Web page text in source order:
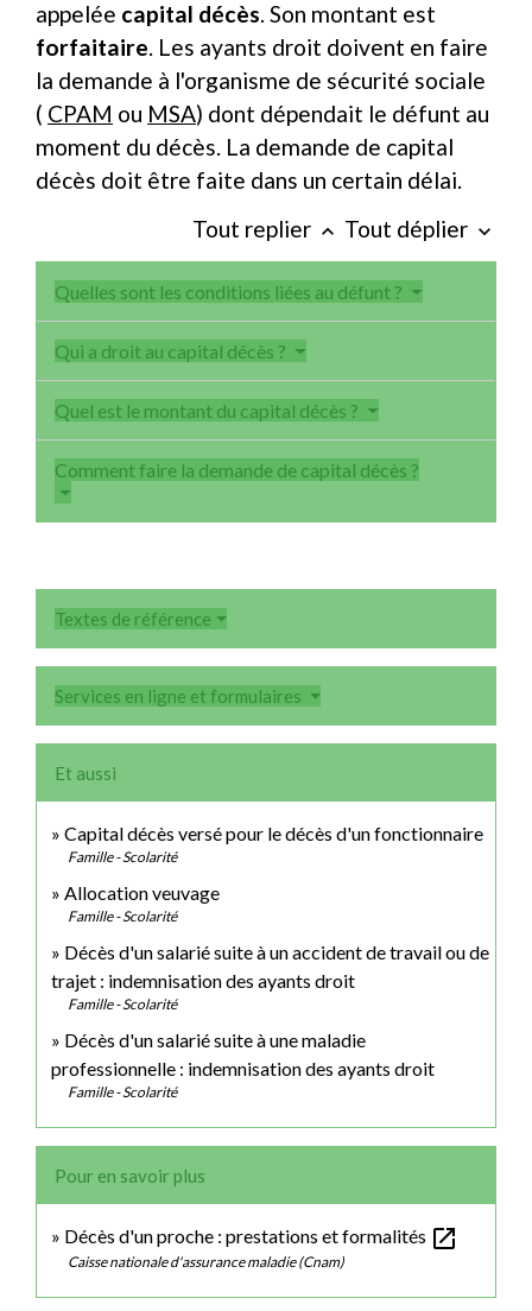
appelée capital décès . Son montant est
forfaitaire . Les ayants droit doivent en faire
la demande à l'organisme de sécurité sociale
( CPAM ou MSA) dont dépendait le défunt au
moment du décès. La demande de capital
décès doit être faite dans un certain délai.
Tout replier keyboard_arrow_up Tout déplier keyboard_arrow_down
Quelles sont les conditions liées au défunt ?
Qui a droit au capital décès ?
Quel est le montant du capital décès ?
Comment faire la demande de capital décès ?
Textes de référence
Services en ligne et formulaires
Et aussi
Capital décès versé pour le décès d'un fonctionnaire
Famille - Scolarité
Allocation veuvage
Famille - Scolarité
Décès d'un salarié suite à un accident de travail ou de
trajet : indemnisation des ayants droit
Famille - Scolarité
Décès d'un salarié suite à une maladie
professionnelle : indemnisation des ayants droit
Famille - Scolarité
Pour en savoir plus
Décès d'un proche : prestations et formalités open_in_new
Caisse nationale d'assurance maladie (Cnam)